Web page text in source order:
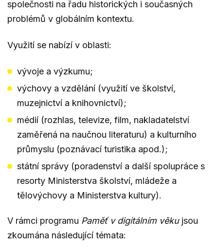
společnosti na řadu historických i současných
problémů v globálním kontextu.
Využití se nabízí v oblasti:
vývoje a výzkumu;
výchovy a vzdělání (využití ve školství,
muzejnictví a knihovnictví);
médií (rozhlas, televize, film, nakladatelství
zaměřená na naučnou literaturu) a kulturního
průmyslu (poznávací turistika apod.);
státní správy (poradenství a další spolupráce s
resorty Ministerstva školství, mládeže a
tělovýchovy a Ministerstva kultury).
V rámci programu Paměť v digitálním věkujsou
zkoumána následující témata: